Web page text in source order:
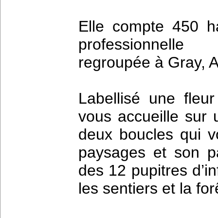
Elle compte 450
regroupée à Gray,
Labellisé une
vous accueille sur
deux boucles qui
paysages et son
des 12 pupitres
les sentiers et la